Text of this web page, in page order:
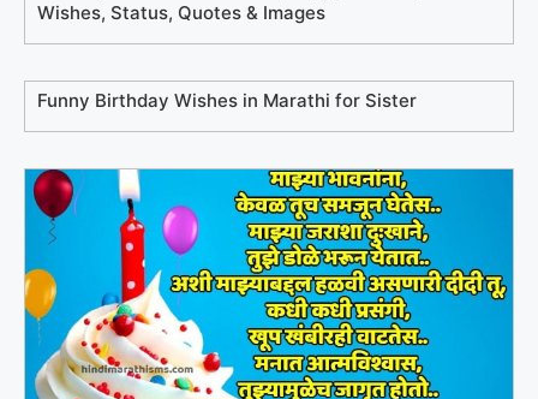
Wishes, Status, Quotes & Images
Funny Birthday Wishes in Marathi for Sister